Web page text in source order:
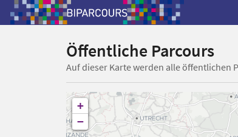
Öffentliche Parcours
Auf dieser Karte werden alle öffentlichen
+
−